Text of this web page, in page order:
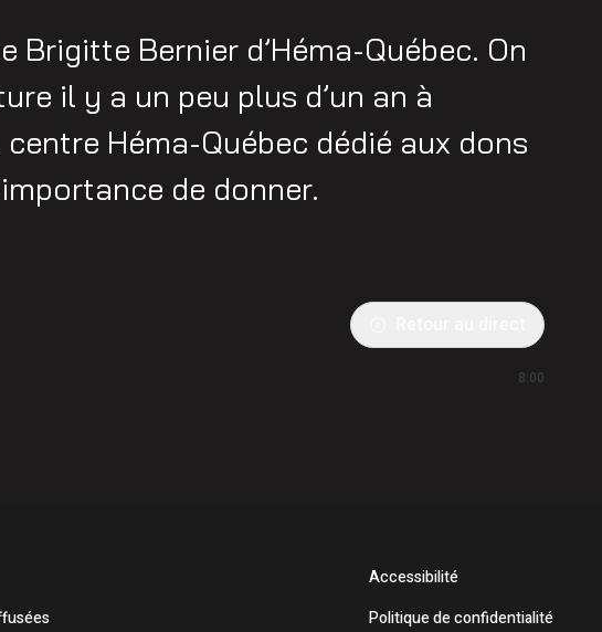
Brigitte Bernier d’Héma-Québec. On
il y a un peu plus d’un an à
Héma-Québec dédié aux dons
de donner.
8:00
Accessibilité
Politique de confidentialité